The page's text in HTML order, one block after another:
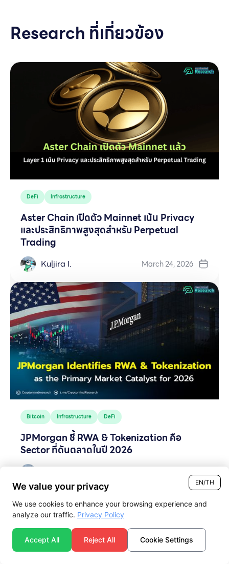
Research ที่เกี่ยวข้อง
DeFi Infrastructure
Aster Chain เปิดตัว Mainnet เน้น Privacy
และประสิทธิภาพสูงสุดสำหรับ Perpetual
Trading
Kuljira I. March 24, 2026
Bitcoin Infrastructure DeFi
JPMorgan ชี้ RWA & Tokenization คือ
Sector ที่ดันตลาดในปี 2026
EN/TH
We value your privacy
We use cookies to enhance your browsing experience and
analyze our traffic. Privacy Policy
Accept All Reject All Cookie Settings